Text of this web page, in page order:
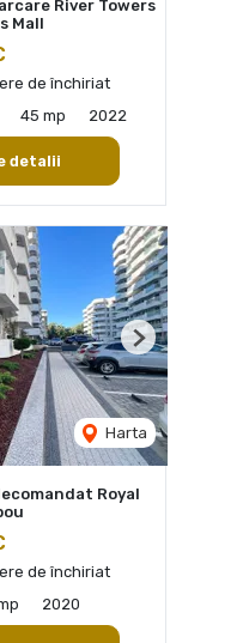
River Towers
Mall
de închiriat
45 mp 2022
detalii
Harta
Next
Royal
de închiriat
2020